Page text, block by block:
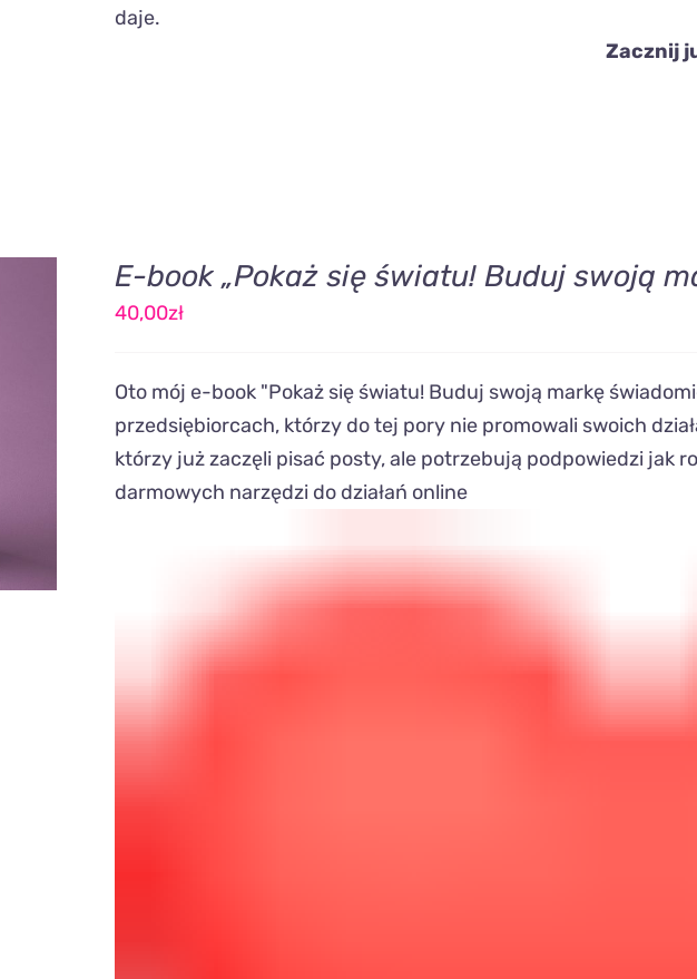
daje.
Zacznij
E-book „Pokaż się światu! Buduj swoją
40,00zł
Oto mój e-book "Pokaż się światu! Buduj swoją markę
przedsiębiorcach, którzy do tej pory nie promowali swoich
którzy już zaczęli pisać posty, ale potrzebują podpowiedzi jak
darmowych narzędzi do działań online